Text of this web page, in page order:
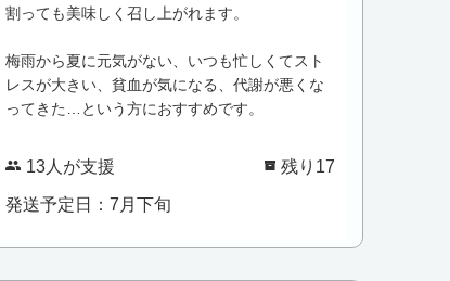
割っても美味しく召し上がれます。
梅雨から夏に元気がない、いつも忙しくてスト
レスが大きい、貧血が気になる、代謝が悪くな
ってきた…という方におすすめです。
13人が支援 残り17
発送予定日：7月下旬